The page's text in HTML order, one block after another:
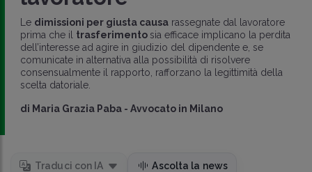
Le dimissioni per giusta causarassegnate dal lavoratore
prima che il trasferimento sia efficace implicano la perdita
dell’interesse ad agire in giudizio del dipendente e, se
comunicate in alternativa alla possibilità di risolvere
consensualmente il rapporto, rafforzano la legittimità della
scelta datoriale.
di Maria Grazia Paba - Avvocato in Milano
Traduci con IA Ascolta la news